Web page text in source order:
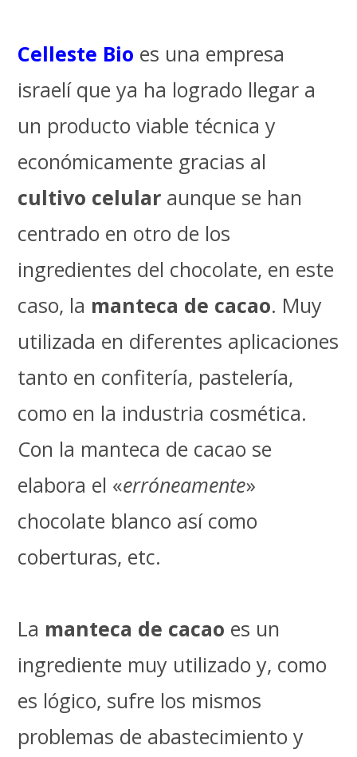
Celleste Bio es una empresa
israelí que ya ha logrado llegar a
un producto viable técnica y
económicamente gracias al
cultivo celular aunque se han
centrado en otro de los
ingredientes del chocolate, en este
caso, la manteca de cacao. Muy
utilizada en diferentes aplicaciones
tanto en confitería, pastelería,
como en la industria cosmética.
Con la manteca de cacao se
elabora el «erróneamente»
chocolate blanco así como
coberturas, etc.
La manteca de cacao es un
ingrediente muy utilizado y, como
es lógico, sufre los mismos
problemas de abastecimiento y